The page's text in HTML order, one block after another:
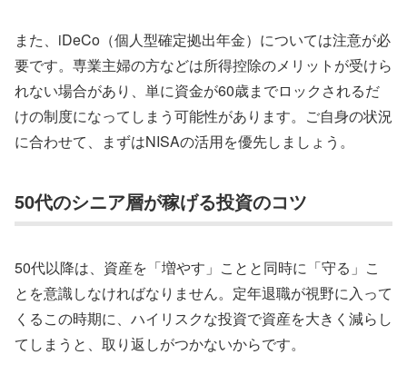
また、iDeCo（個人型確定拠出年金）については注意が必
要です。専業主婦の方などは所得控除のメリットが受けら
れない場合があり、単に資金が60歳までロックされるだ
けの制度になってしまう可能性があります。ご自身の状況
に合わせて、まずはNISAの活用を優先しましょう。
50代のシニア層が稼げる投資のコツ
50代以降は、資産を「増やす」ことと同時に「守る」こ
とを意識しなければなりません。定年退職が視野に入って
くるこの時期に、ハイリスクな投資で資産を大きく減らし
てしまうと、取り返しがつかないからです。